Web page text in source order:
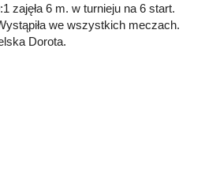
zajęła 6 m. w turnieju na 6 start.
we wszystkich meczach.
Dorota.